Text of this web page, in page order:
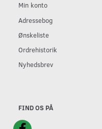
Min konto
Adressebog
Ønskeliste
Ordrehistorik
Nyhedsbrev
FIND OS PÅ